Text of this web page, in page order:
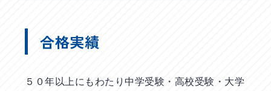
合格実績
５０年以上にもわたり中学受験・高校受験・大学